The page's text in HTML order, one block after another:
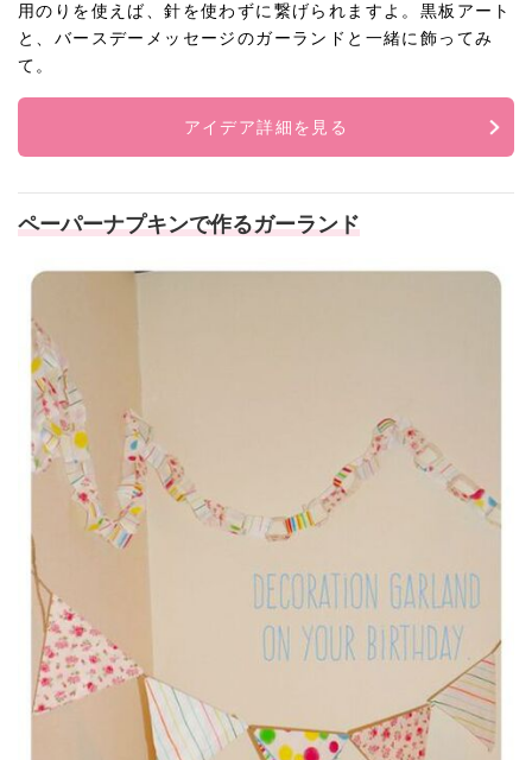
用のりを使えば、針を使わずに繋げられますよ。黒板アート
と、バースデーメッセージのガーランドと一緒に飾ってみ
て。
アイデア詳細を見る
ペーパーナプキンで作るガーランド